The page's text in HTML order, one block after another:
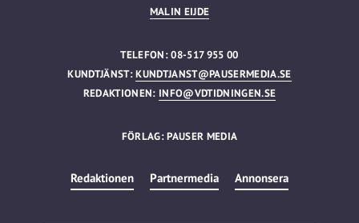
MALIN EIJDE
TELEFON: 08-517 955 00
KUNDTJÄNST:KUNDTJANST@PAUSERMEDIA.SE
REDAKTIONEN: INFO@VDTIDNINGEN.SE
FÖRLAG: PAUSER MEDIA
Redaktionen Partnermedia Annonsera